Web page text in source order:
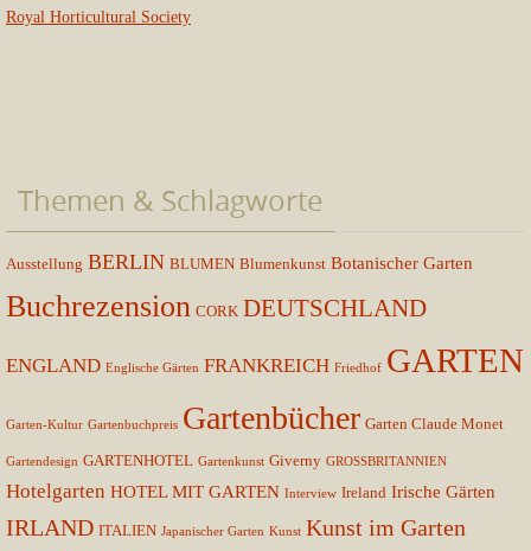
Royal Horticultural Society
Themen & Schlagworte
Ausstellung BERLIN BLUMEN Blumenkunst Botanischer Garten
Buchrezension CORK DEUTSCHLAND
ENGLAND Englische Gärten FRANKREICH Friedhof GARTEN
Garten-Kultur Gartenbuchpreis Gartenbücher Garten Claude Monet
Gartendesign GARTENHOTEL Gartenkunst Giverny GROSSBRITANNIEN
Hotelgarten HOTEL MIT GARTEN Interview Ireland Irische Gärten
IRLAND ITALIEN Japanischer Garten Kunst Kunst im Garten